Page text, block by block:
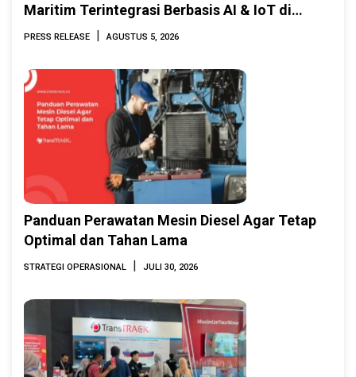
Maritim Terintegrasi Berbasis AI & IoT di
Indonesia Marine & Offshore Expo (IMOX)
PRESS RELEASE | AGUSTUS 5, 2026
Panduan Perawatan Mesin Diesel Agar Tetap
Optimal dan Tahan Lama
STRATEGI OPERASIONAL | JULI 30, 2026